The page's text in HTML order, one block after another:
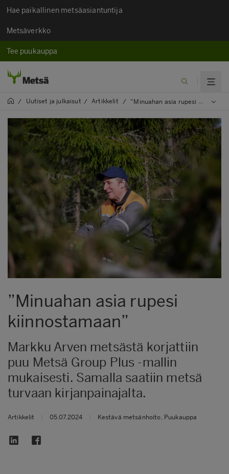
Hae paikallinen metsäasiantuntija
Metsäverkko
Tee puukauppa
/ Uutiset ja julkaisut​ / Artikkelit / ”Minuahan asia rupesi kiinnostamaan”
”Minuahan asia rupesi
kiinnostamaan”
Markku Arven metsästä korjattiin
puu Metsä Group Plus -mallin
mukaisesti. Samalla saatiin metsä
turvaan kirjanpainajalta.
Artikkelit 05.07.2024 Kestävä metsänhoito, Puukauppa